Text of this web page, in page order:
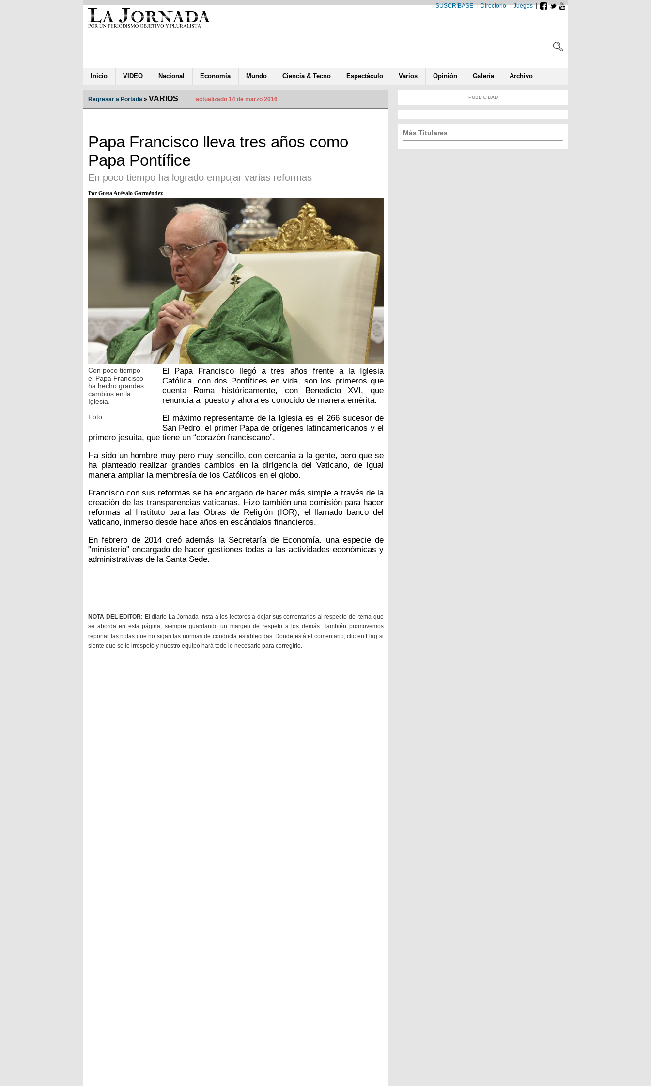
SUSCRÍBASE|Directorio|Juegos|
Inicio VIDEO Nacional Economía Mundo Ciencia & Tecno Espectáculo Varios Opinión Galería Archivo
Regresar a Portada » VARIOS actualizado 14 de marzo 2016
Papa Francisco lleva tres años como
Papa Pontífice
En poco tiempo ha logrado empujar varias reformas
Por Greta Arévalo Garméndez
Con poco tiempo
el Papa Francisco
ha hecho grandes
cambios en la
Iglesia.
Foto
El Papa Francisco llegó a tres años frente a la Iglesia
Católica, con dos Pontífices en vida, son los primeros que
cuenta Roma históricamente, con Benedicto XVI, que
renuncia al puesto y ahora es conocido de manera emérita.
El máximo representante de la Iglesia es el 266 sucesor de
San Pedro, el primer Papa de orígenes latinoamericanos y el
primero jesuita, que tiene un “corazón franciscano”.
Ha sido un hombre muy pero muy sencillo, con cercanía a la gente, pero que se
ha planteado realizar grandes cambios en la dirigencia del Vaticano, de igual
manera ampliar la membresía de los Católicos en el globo.
Francisco con sus reformas se ha encargado de hacer más simple a través de la
creación de las transparencias vaticanas. Hizo también una comisión para hacer
reformas al Instituto para las Obras de Religión (IOR), el llamado banco del
Vaticano, inmerso desde hace años en escándalos financieros.
En febrero de 2014 creó además la Secretaría de Economía, una especie de
"ministerio" encargado de hacer gestiones todas a las actividades económicas y
administrativas de la Santa Sede.
NOTA DEL EDITOR: El diario La Jornada insta a los lectores a dejar sus comentarios al respecto del tema que
se aborda en esta página, siempre guardando un margen de respeto a los demás. También promovemos
reportar las notas que no sigan las normas de conducta establecidas. Donde está el comentario, clic en Flag si
siente que se le irrespetó y nuestro equipo hará todo lo necesario para corregirlo.
PUBLICIDAD
Más Titulares